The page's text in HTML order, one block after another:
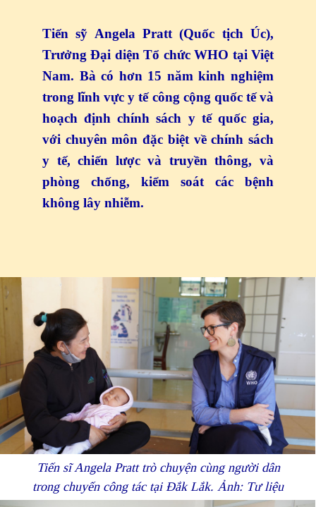
Tiến sỹ Angela Pratt (Quốc tịch Úc),
Trưởng Đại diện Tổ chức WHO tại Việt
Nam. Bà có hơn 15 năm kinh nghiệm
trong lĩnh vực y tế công cộng quốc tế và
hoạch định chính sách y tế quốc gia,
với chuyên môn đặc biệt về chính sách
y tế, chiến lược và truyền thông, và
phòng chống, kiểm soát các bệnh
không lây nhiễm.
Tiến sĩ Angela Pratt trò chuyện cùng người dân
trong chuyến công tác tại Đắk Lắk. Ảnh: Tư liệu